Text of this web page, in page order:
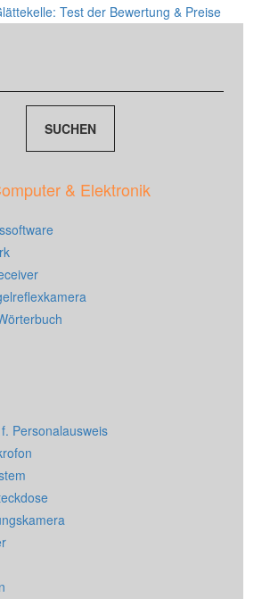
Test der Bewertung & Preise
& Elektronik
Personalausweis